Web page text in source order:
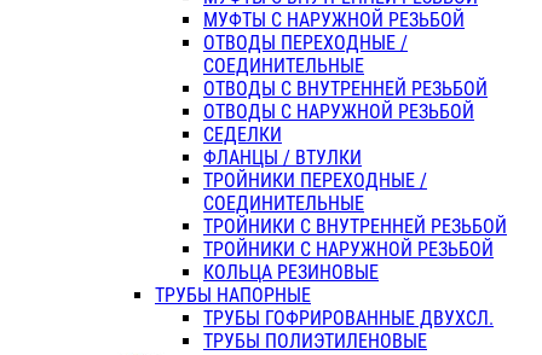
МУФТЫ С НАРУЖНОЙ РЕЗЬБОЙ
ОТВОДЫ ПЕРЕХОДНЫЕ /
СОЕДИНИТЕЛЬНЫЕ
ОТВОДЫ С ВНУТРЕННЕЙ РЕЗЬБОЙ
ОТВОДЫ С НАРУЖНОЙ РЕЗЬБОЙ
СЕДЕЛКИ
ФЛАНЦЫ / ВТУЛКИ
ТРОЙНИКИ ПЕРЕХОДНЫЕ /
СОЕДИНИТЕЛЬНЫЕ
ТРОЙНИКИ С ВНУТРЕННЕЙ РЕЗЬБОЙ
ТРОЙНИКИ С НАРУЖНОЙ РЕЗЬБОЙ
КОЛЬЦА РЕЗИНОВЫЕ
ТРУБЫ НАПОРНЫЕ
ТРУБЫ ГОФРИРОВАННЫЕ ДВУХСЛ.
ТРУБЫ ПОЛИЭТИЛЕНОВЫЕ